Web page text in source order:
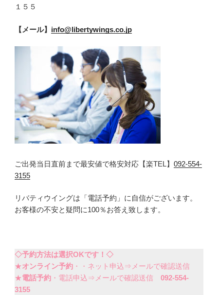
１５５
【メール】 info@libertywings.co.jp
ご出発当日直前まで最安値で格安対応【楽TEL】 092-554-
3155
リバティウイングは「電話予約」に自信がございます。
お客様の不安と疑問に100％お答え致します。
◇予約方法は選択OKです！◇
★オンライン予約 ・・ネット申込⇒メールで確認送信
★電話予約 ・電話申込⇒メールで確認送信 092-554-
3155